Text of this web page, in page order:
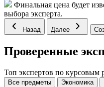
Финальная цена будет
выбора эксперта.
Назад Далее
Проверенные
Топ экспертов по курсовым
Все предметы Экономика